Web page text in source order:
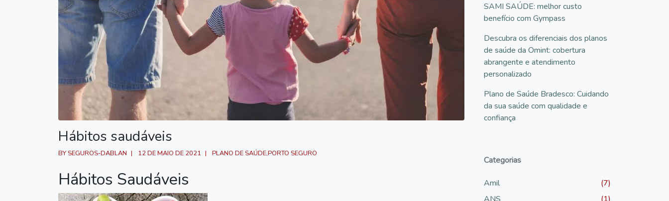
Hábitos saudáveis
BY SEGUROS-DABLAN 12 DE MAIO DE 2021 PLANO DE SAÚDE,PORTO SEGURO
Hábitos Saudáveis
SAMI SAÚDE: melhor custo
benefício com Gympass
Descubra os diferenciais dos planos
de saúde da Omint: cobertura
abrangente e atendimento
personalizado
Plano de Saúde Bradesco: Cuidando
da sua saúde com qualidade e
confiança
Categorias
Amil
(7)